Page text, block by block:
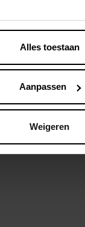
Alles toestaan
Aanpassen
Weigeren
€